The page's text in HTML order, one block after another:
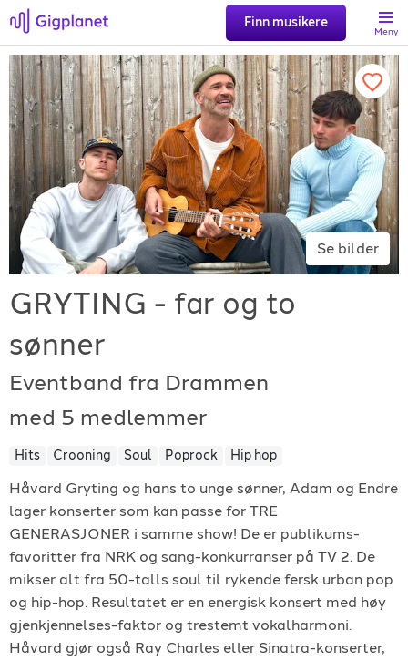
Finn musikere
Meny
Søk
Favoritter
Logg inn
Registrer artist
Gigplanet
For musiker
Support
Se bilder
GRYTING - far og to
sønner
Eventband fra Drammen
med 5 medlemmer
Hits Crooning Soul Poprock Hip hop
Håvard Gryting og hans to unge sønner, Adam og Endre
lager konserter som kan passe for TRE
GENERASJONER i samme show! De er publikums-
favoritter fra NRK og sang-konkurranser på TV 2. De
mikser alt fra 50-talls soul til rykende fersk urban pop
og hip-hop. Resultatet er en energisk konsert med høy
gjenkjennelses-faktor og trestemt vokalharmoni.
Håvard gjør også Ray Charles eller Sinatra-konserter,